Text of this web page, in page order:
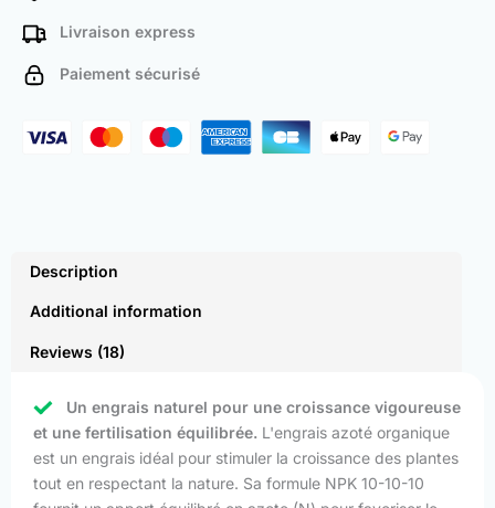
25
quantity
Livraison express
Paiement sécurisé
Description
Additional information
Reviews (18)
Un engrais naturel pour une croissance vigoureuse
et une fertilisation équilibrée. L'engrais azoté organique
est un engrais idéal pour stimuler la croissance des plantes
tout en respectant la nature. Sa formule NPK 10-10-10